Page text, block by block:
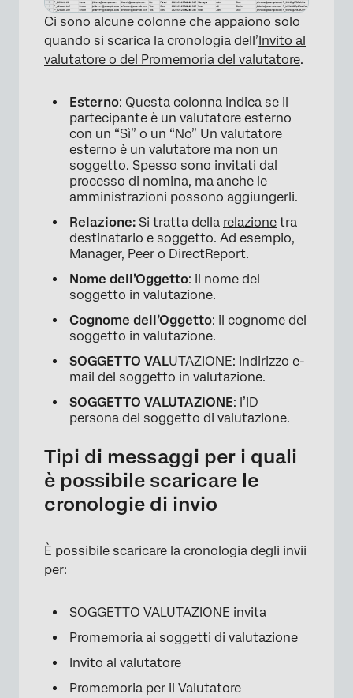
×
Ci sono alcune colonne che appaiono solo
quando si scarica la cronologia dell’ Invito al
valutatore o del Promemoria del valutatore.
Esterno: Questa colonna indica se il
partecipante è un valutatore esterno
con un “Sì” o un “No” Un valutatore
esterno è un valutatore ma non un
soggetto. Spesso sono invitati dal
processo di nomina, ma anche le
amministrazioni possono aggiungerli.
Relazione: Si tratta della relazione tra
destinatario e soggetto. Ad esempio,
Manager, Peer o DirectReport.
Nome dell’Oggetto: il nome del
soggetto in valutazione.
Cognome dell’Oggetto: il cognome del
soggetto in valutazione.
SOGGETTO VALUTAZIONE: Indirizzo e-
mail del soggetto in valutazione.
SOGGETTO VALUTAZIONE: l’ID
persona del soggetto di valutazione.
Tipi di messaggi per i quali
è possibile scaricare le
cronologie di invio
È possibile scaricare la cronologia degli invii
per:
SOGGETTO VALUTAZIONE invita
Promemoria ai soggetti di valutazione
Invito al valutatore
Promemoria per il Valutatore